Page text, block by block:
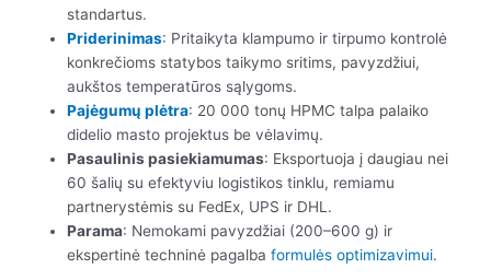
standartus.
Priderinimas: Pritaikyta klampumo ir tirpumo kontrolė
konkrečioms statybos taikymo sritims, pavyzdžiui,
aukštos temperatūros sąlygoms.
Pajėgumų plėtra: 20 000 tonų HPMC talpa palaiko
didelio masto projektus be vėlavimų.
Pasaulinis pasiekiamumas: Eksportuoja į daugiau nei
60 šalių su efektyviu logistikos tinklu, remiamu
partnerystėmis su FedEx, UPS ir DHL.
Parama: Nemokami pavyzdžiai (200–600 g) ir
ekspertinė techninė pagalbaformulės optimizavimui.